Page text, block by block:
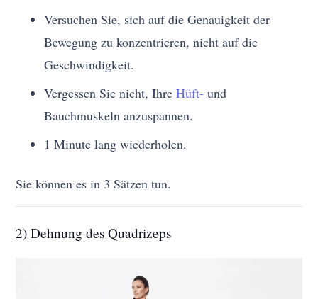
Versuchen Sie, sich auf die Genauigkeit der
Bewegung zu konzentrieren, nicht auf die
Geschwindigkeit.
Vergessen Sie nicht, IhreHüft- und
Bauchmuskeln anzuspannen.
1 Minute lang wiederholen.
Sie können es in 3 Sätzen tun.
2) Dehnung des Quadrizeps